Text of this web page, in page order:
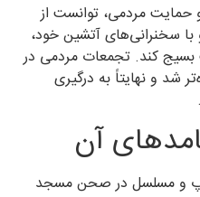
حمایت مردمی، توانست از
سخنرانی‌های آتشین خود،
کند. تجمعات مردمی در
شد و نهایتاً به درگیری
آن
و مسلسل در صحن مسجد